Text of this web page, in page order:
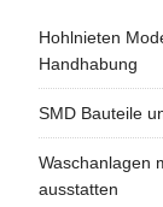
Hohlnieten
Handhabung
SMD Bauteile
Waschanlagen
ausstatten